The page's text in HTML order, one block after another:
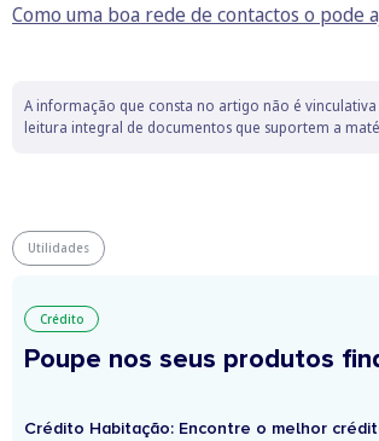
Como uma boa rede de contactos o pode
A informação que consta no artigo não é
leitura integral de documentos que suportem a
Utilidades
Crédito
Poupe nos seus produtos
Crédito Habitação: Encontre o melhor